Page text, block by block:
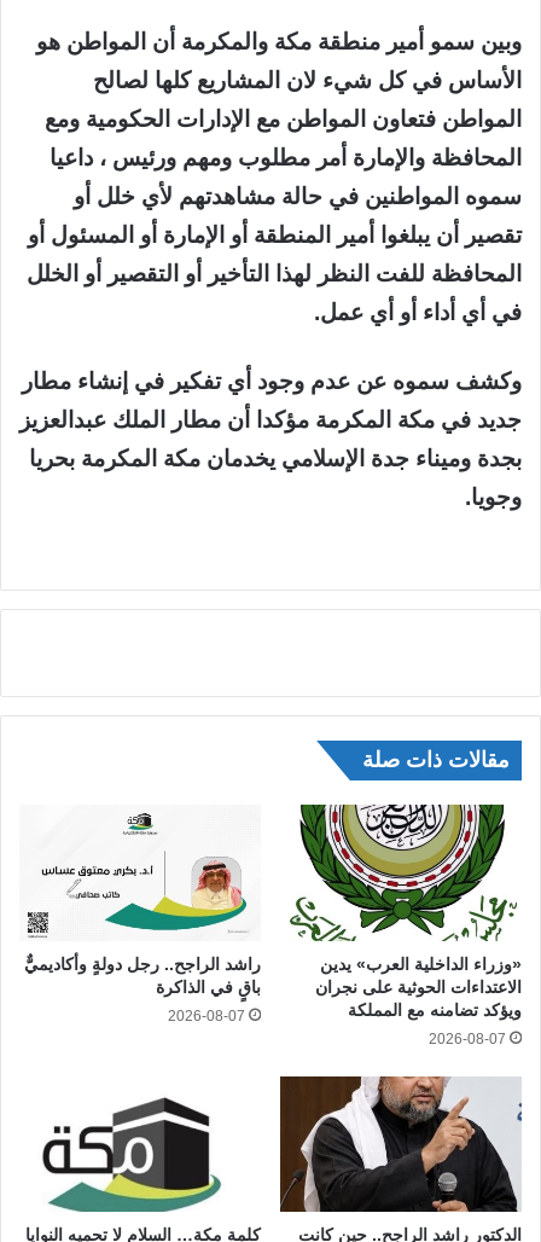
وبين سمو أمير منطقة مكة والمكرمة أن المواطن هو
الأساس في كل شيء لان المشاريع كلها لصالح
المواطن فتعاون المواطن مع الإدارات الحكومية ومع
المحافظة والإمارة أمر مطلوب ومهم ورئيس ، داعيا
سموه المواطنين في حالة مشاهدتهم لأي خلل أو
تقصير أن يبلغوا أمير المنطقة أو الإمارة أو المسئول أو
المحافظة للفت النظر لهذا التأخير أو التقصير أو الخلل
في أي أداء أو أي عمل.
وكشف سموه عن عدم وجود أي تفكير في إنشاء مطار
جديد في مكة المكرمة مؤكدا أن مطار الملك عبدالعزيز
بجدة وميناء جدة الإسلامي يخدمان مكة المكرمة بحريا
وجويا.
مقالات ذات صلة
«وزراء الداخلية العرب» يدين
الاعتداءات الحوثية على نجران
ويؤكد تضامنه مع المملكة
2026-08-07
راشد الراجح.. رجل دولةٍ وأكاديميٌّ
باقٍ في الذاكرة
2026-08-07
الدكتور راشد الراجح.. حين كانت
كلمة مكة… السلام لا تحميه النوايا